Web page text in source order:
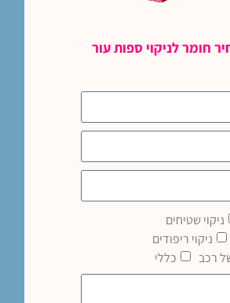
חומר לניקוי ספות עור
ניקוי שטיחים
ניקוי ריפודים
רכב
כללי